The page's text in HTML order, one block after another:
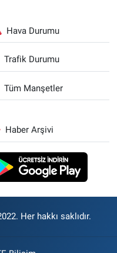
Hava Durumu
Trafik Durumu
Tüm Manşetler
Haber Arşivi
Her hakkı saklıdır.